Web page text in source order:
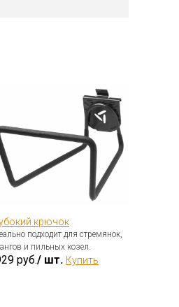
крючок
подходит для стремянок,
и пильных козел.
руб./ шт. Купить